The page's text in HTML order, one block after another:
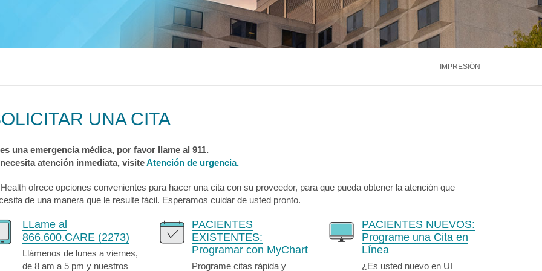
Urgente
Médula Ósea
Hígado
Riñón
Pagar Factura Contáctenos Llámenos866.600.2273
IMPRESIÓN
UNA CITA
una emergencia médica, por favor llame al 911.
atención inmediata, visiteAtención de urgencia.
ofrece opciones convenientes para hacer una cita con su proveedor, para que pueda obtener la atención que
de una manera que le resulte fácil. Esperamos cuidar de usted pronto.
LLame al
866.600.CARE (2273)
Llámenos de lunes a viernes,
de 8 am a 5 pm y nuestros
PACIENTES
EXISTENTES:
Programar con MyChart
Programe citas rápida y
PACIENTES NUEVOS:
Programe una Cita en
Línea
¿Es usted nuevo en UI